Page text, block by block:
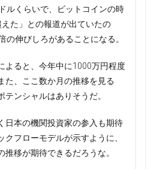
ルくらいで、ビットコインの時
た」との報道が出ていたの
の伸びしろがあることになる。
よると、今年中に1000万円程度
た、ここ数か月の推移を見る
テンシャルはありそうだ。
日本の機関投資家の参入も期待
クフローモデルが示すように、
推移が期待できるだろうな。